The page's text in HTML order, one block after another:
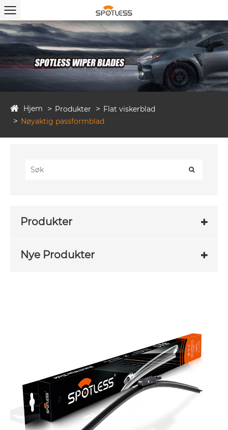
Hjem Produkter
Flat viskerblad
Nøyaktig passformblad
Produkter
Nye Produkter